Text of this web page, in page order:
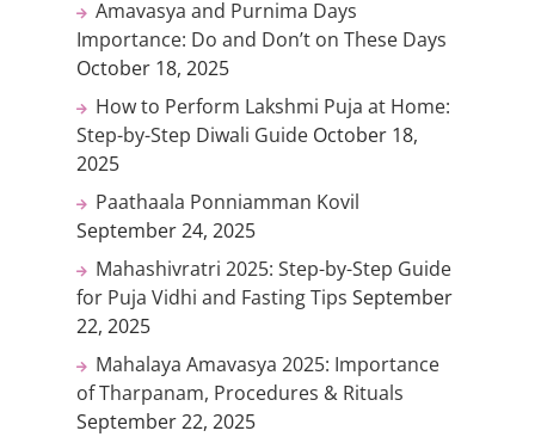
Amavasya and Purnima Days
Importance: Do and Don’t on These Days
October 18, 2025
How to Perform Lakshmi Puja at Home:
Step-by-Step Diwali Guide October 18,
2025
Paathaala Ponniamman Kovil
September 24, 2025
Mahashivratri 2025: Step-by-Step Guide
for Puja Vidhi and Fasting Tips September
22, 2025
Mahalaya Amavasya 2025: Importance
of Tharpanam, Procedures & Rituals
September 22, 2025